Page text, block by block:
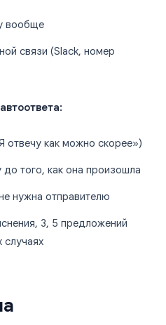
вообще
связи (Slack, номер
отвечу как можно скорее»)
того, как она произошла
нужна отправителю
3, 5 предложений
случаях